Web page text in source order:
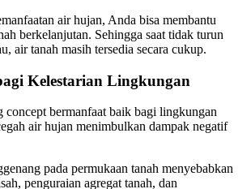
air hujan, Anda bisa membantu
berkelanjutan. Sehingga saat tidak turun
air tanah masih tersedia secara cukup.
Kelestarian Lingkungan
concept bermanfaat baik bagi lingkungan
air hujan menimbulkan dampak negatif
pada permukaan tanah menyebabkan
penguraian agregat tanah, dan